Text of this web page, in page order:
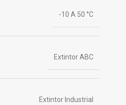
-10 A 50 °C
Extintor ABC
Extintor Industrial